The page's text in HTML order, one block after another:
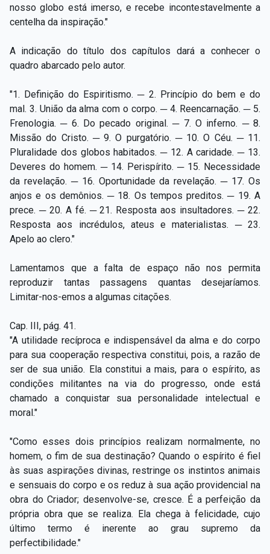
nosso globo está imerso, e recebe incontestavelmente a
centelha da inspiração."
A indicação do título dos capítulos dará a conhecer o
quadro abarcado pelo autor.
"1. Definição do Espiritismo. ─ 2. Princípio do bem e do
mal. 3. União da alma com o corpo. ─ 4. Reencarnação. ─ 5.
Frenologia. ─ 6. Do pecado original. ─ 7. O inferno. ─ 8.
Missão do Cristo. ─ 9. O purgatório. ─ 10. O Céu. ─ 11.
Pluralidade dos globos habitados. ─ 12. A caridade. ─ 13.
Deveres do homem. ─ 14. Perispírito. ─ 15. Necessidade
da revelação. ─ 16. Oportunidade da revelação. ─ 17. Os
anjos e os demônios. ─ 18. Os tempos preditos. ─ 19. A
prece. ─ 20. A fé. ─ 21. Resposta aos insultadores. ─ 22.
Resposta aos incrédulos, ateus e materialistas. ─ 23.
Apelo ao clero."
Lamentamos que a falta de espaço não nos permita
reproduzir tantas passagens quantas desejaríamos.
Limitar-nos-emos a algumas citações.
Cap. III, pág. 41.
"A utilidade recíproca e indispensável da alma e do corpo
para sua cooperação respectiva constitui, pois, a razão de
ser de sua união. Ela constitui a mais, para o espírito, as
condições militantes na via do progresso, onde está
chamado a conquistar sua personalidade intelectual e
moral."
"Como esses dois princípios realizam normalmente, no
homem, o fim de sua destinação? Quando o espírito é fiel
às suas aspirações divinas, restringe os instintos animais
e sensuais do corpo e os reduz à sua ação providencial na
obra do Criador; desenvolve-se, cresce. É a perfeição da
própria obra que se realiza. Ela chega à felicidade, cujo
último termo é inerente ao grau supremo da
perfectibilidade."